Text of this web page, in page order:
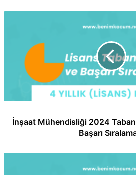
İnşaat Mühendisliği 2024 Taban
Başarı